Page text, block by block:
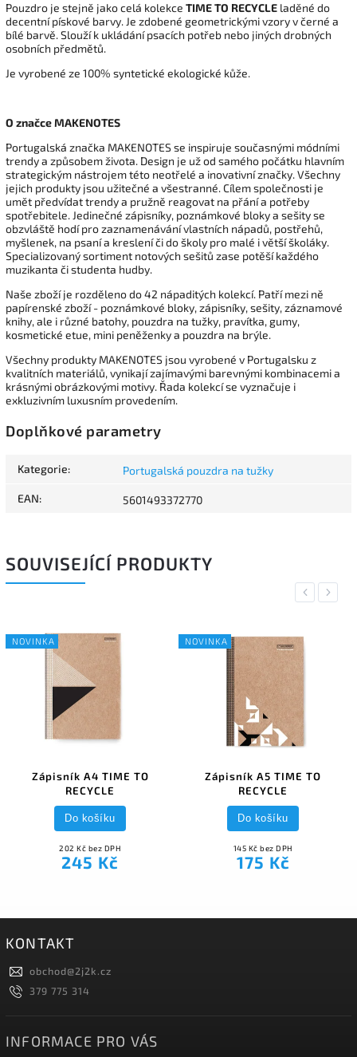
Pouzdro je stejně jako celá kolekce TIME TO RECYCLE laděné do
decentní pískové barvy. Je zdobené geometrickými vzory v černé a
bílé barvě. Slouží k ukládání psacích potřeb nebo jiných drobných
osobních předmětů.
Je vyrobené ze 100% syntetické ekologické kůže.
O značce MAKENOTES
Portugalská značka MAKENOTES se inspiruje současnými módními
trendy a způsobem života. Design je už od samého počátku hlavním
strategickým nástrojem této neotřelé a inovativní značky. Všechny
jejich produkty jsou užitečné a všestranné. Cílem společnosti je
umět předvídat trendy a pružně reagovat na přání a potřeby
spotřebitele. Jedinečné zápisníky, poznámkové bloky a sešity se
obzvláště hodí pro zaznamenávání vlastních nápadů, postřehů,
myšlenek, na psaní a kreslení či do školy pro malé i větší školáky.
Specializovaný sortiment notových sešitů zase potěší každého
muzikanta či studenta hudby.
Naše zboží je rozděleno do 42 nápaditých kolekcí. Patří mezi ně
papírenské zboží - poznámkové bloky, zápisníky, sešity, záznamové
knihy, ale i různé batohy, pouzdra na tužky, pravítka, gumy,
kosmetické etue, mini peněženky a pouzdra na brýle.
Všechny produkty MAKENOTES jsou vyrobené v Portugalsku z
kvalitních materiálů, vynikají zajímavými barevnými kombinacemi a
krásnými obrázkovými motivy. Řada kolekcí se vyznačuje i
exkluzivním luxusním provedením.
Doplňkové parametry
Kategorie: Portugalská pouzdra na tužky
EAN: 5601493372770
SOUVISEJÍCÍ PRODUKTY
Previous
NOVINKA
Zápisník A4 TIME TO
RECYCLE
202 Kč bez DPH
245 Kč
Do košíku
NOVINKA
Zápisník A5 TIME TO
RECYCLE
145 Kč bez DPH
175 Kč
Do košíku
Next
KONTAKT
obchod@2j2k.cz
379 775 314
INFORMACE PRO VÁS